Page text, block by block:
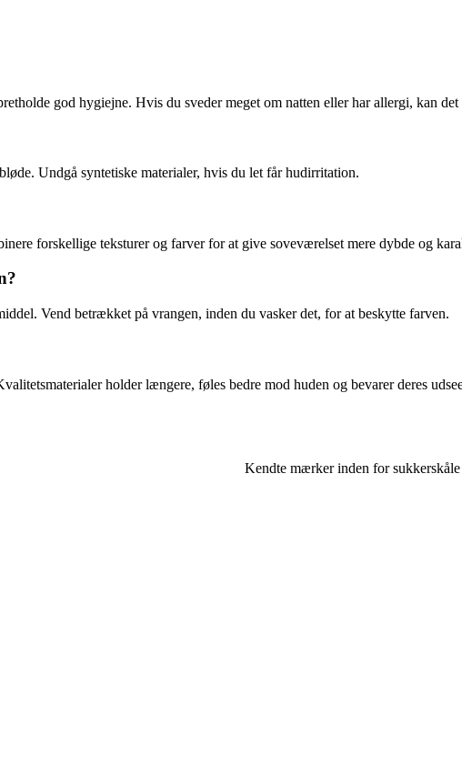
god hygiejne. Hvis du sveder meget om natten eller har allergi, kan
Undgå syntetiske materialer, hvis du let får hudirritation.
forskellige teksturer og farver for at give soveværelset mere dybde og
Vend betrækket på vrangen, inden du vasker det, for at beskytte farven.
holder længere, føles bedre mod huden og bevarer deres
Kendte mærker inden for